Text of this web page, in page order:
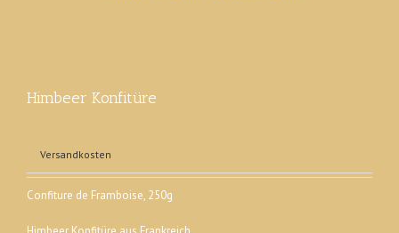
Himbeer Konfitüre
Versandkosten
Confiture de Framboise, 250g